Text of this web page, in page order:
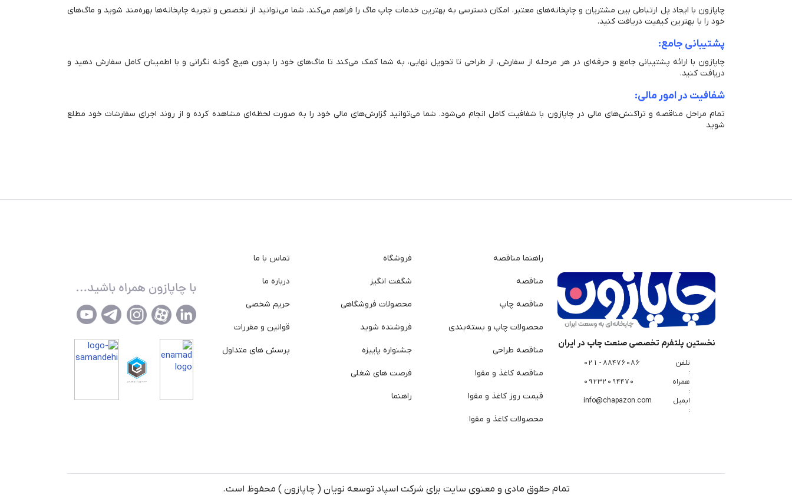
چاپازون با ایجاد پل ارتباطی بین مشتریان و چاپخانه‌های معتبر، امکان دسترسی به بهترین خدمات چاپ ماگ را فراهم می‌کند. شما می‌توانید از تخصص و تجربه چاپخانه‌ها بهره‌مند شوید و ماگ‌های
خود را با بهترین کیفیت دریافت کنید.
پشتیبانی جامع:
چاپازون با ارائه پشتیبانی جامع و حرفه‌ای در هر مرحله از سفارش، از طراحی تا تحویل نهایی، به شما کمک می‌کند تا ماگ‌های خود را بدون هیچ گونه نگرانی و با اطمینان کامل سفارش دهید و
دریافت کنید.
شفافیت در امور مالی:
تمام مراحل مناقصه و تراکنش‌های مالی در چاپازون با شفافیت کامل انجام می‌شود. شما می‌توانید گزارش‌های مالی خود را به صورت لحظه‌ای مشاهده کرده و از روند اجرای سفارشات خود مطلع
شوید
نخستین پلتفرم تخصصی صنعت چاپ در ایران
تلفن
:
88476086 - 021
همراه
:
09232094470
ایمیل
:
info@chapazon.com
راهنما مناقصه
مناقصه
مناقصه چاپ
محصولات چاپ و بسته‌بندی
مناقصه طراحی
مناقصه کاغذ و مقوا
قیمت روز کاغذ و مقوا
محصولات کاغذ و مقوا
فروشگاه
شگفت انگیز
محصولات فروشگاهی
فروشنده شوید
جشنواره پاییزه
فرصت های شغلی
راهنما
تماس با ما
درباره ما
حریم شخصی
قوانین و مقررات
پرسش های متداول
تمام حقوق مادی و معنوی سایت برای شرکت اسپاد توسعه نویان ( چاپازون ) محفوظ است.